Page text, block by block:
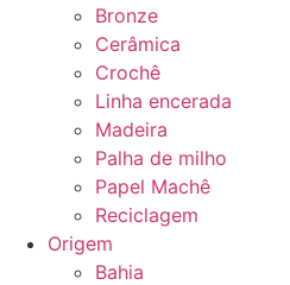
Bronze
Cerâmica
Crochê
Linha encerada
Madeira
Palha de milho
Papel Machê
Reciclagem
Origem
Bahia